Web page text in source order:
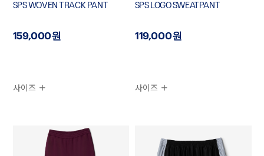
SPS WOVEN TRACK PANT
159,000원
사이즈
SPS LOGO SWEATPANT
119,000원
사이즈